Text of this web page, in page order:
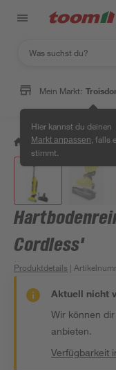
Mein Markt:
Hier kannst du deinen
Markt anpassen , falls
stimmt.
/ Wohnen & Haushalt
Cordless'
Produktdetails |
Aktuell nicht
Wir können
anbieten.
Verfügbarkeit